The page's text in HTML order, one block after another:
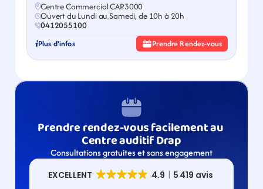
Centre Commercial CAP3000
Ouvert du Lundi au Samedi, de 10h à 20h
0412055100
Plus d'infos Prendre Rendez-vous
Prendre rendez-vous facilement au
Centre auditif Drap
Consultations gratuites et sans engagement